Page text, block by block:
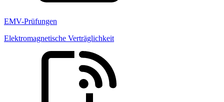
EMV-Prüfungen
Elektromagnetische Verträglichkeit